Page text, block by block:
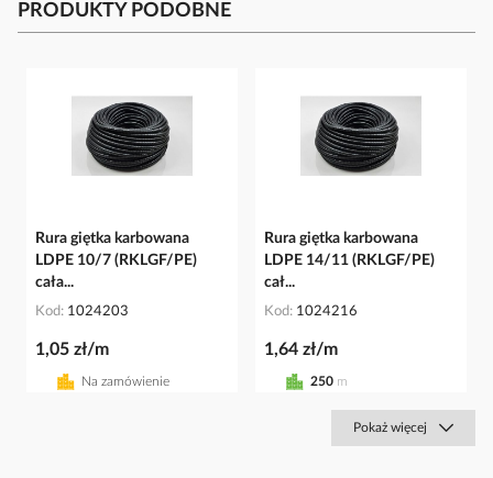
PRODUKTY PODOBNE
Rura giętka karbowana
LDPE 10/7 (RKLGF/PE)
cała...
Kod 1024203
1,05 zł/m
Na zamówienie
Rura giętka karbowana
LDPE 14/11 (RKLGF/PE)
cał...
Kod 1024216
1,64 zł/m
250 m
Pokaż więcej